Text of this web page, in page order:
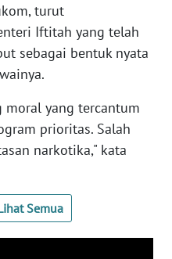
turut
Iftitah yang telah
sebagai bentuk nyata
moral yang tercantum
prioritas. Salah
narkotika," kata
Semua